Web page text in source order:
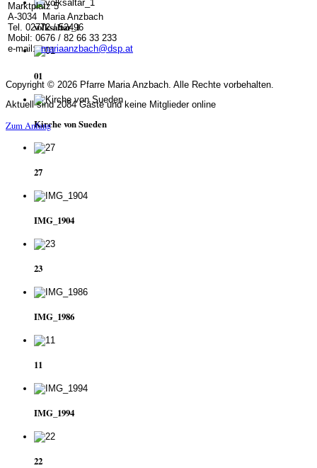
volksaltar_1
01
Kirche von Sueden
27
IMG_1904
23
IMG_1986
11
IMG_1994
22
Marktplatz 5
A-3034 Maria Anzbach
Tel. 02772 / 52496
Mobil: 0676 / 82 66 33 233
e-mail:mariaanzbach@dsp.at
Copyright © 2026 Pfarre Maria Anzbach. Alle Rechte vorbehalten.
Aktuell sind 2084 Gäste und keine Mitglieder online
Zum Anfang